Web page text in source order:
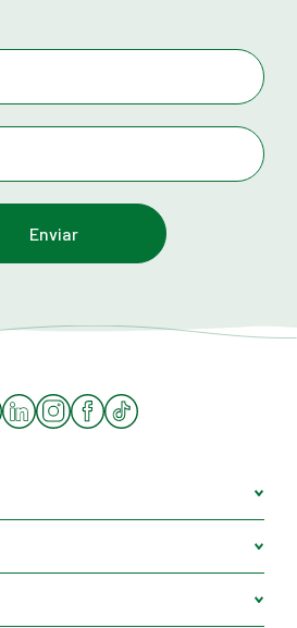
YouTube
LinkedInInstagramFacebook
Tiktok